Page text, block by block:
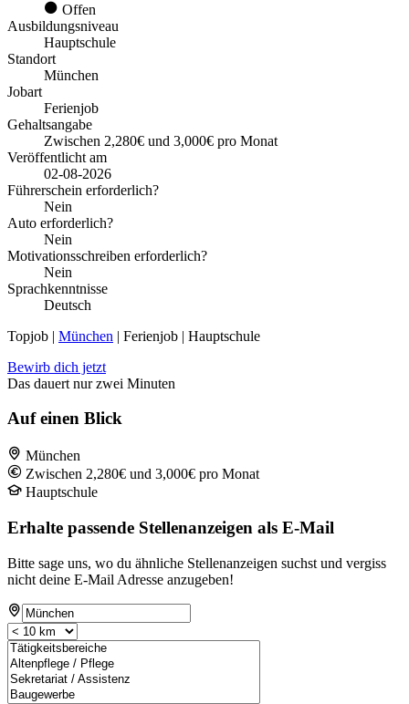
Offen
Ausbildungsniveau
Hauptschule
Standort
München
Jobart
Ferienjob
Gehaltsangabe
Zwischen 2,280€ und 3,000€ pro Monat
Veröffentlicht am
02-08-2026
Führerschein erforderlich?
Nein
Auto erforderlich?
Nein
Motivationsschreiben erforderlich?
Nein
Sprachkenntnisse
Deutsch
Topjob | München | Ferienjob | Hauptschule
Bewirb dich jetzt
Das dauert nur zwei Minuten
Auf einen Blick
München
Zwischen 2,280€ und 3,000€ pro Monat
Hauptschule
Erhalte passende Stellenanzeigen als E-Mail
Bitte sage uns, wo du ähnliche Stellenanzeigen suchst und vergiss
nicht deine E-Mail Adresse anzugeben!